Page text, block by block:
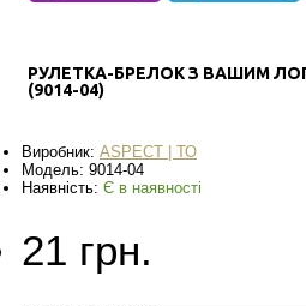
РУЛЕТКА-БРЕЛОК З ВАШИМ
(9014-04)
Виробник: ASPECT | ТО
Модель: 9014-04
Наявність: Є в наявності
21 грн.